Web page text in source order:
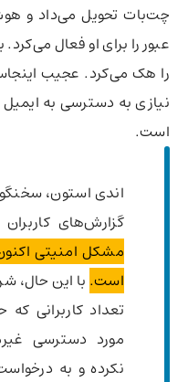
چت‌بات تحویل می‌داد و
عبور را برای او فعال
را هک می‌کرد. عجیب
نیازی به دسترسی به
است.
اندی استون،
گزارش‌های
مشکل امنیتی
است. با این حال،
تعداد کاربرانی
مورد دسترسی
نکرده و به